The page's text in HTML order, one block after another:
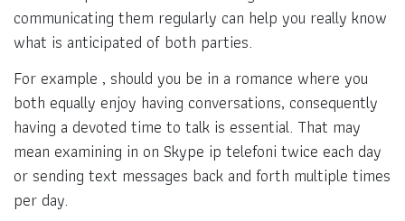
communicating them regularly can help you really know
what is anticipated of both parties.
For example , should you be in a romance where you
both equally enjoy having conversations, consequently
having a devoted time to talk is essential. That may
mean examining in on Skype ip telefoni twice each day
or sending text messages back and forth multiple times
per day.